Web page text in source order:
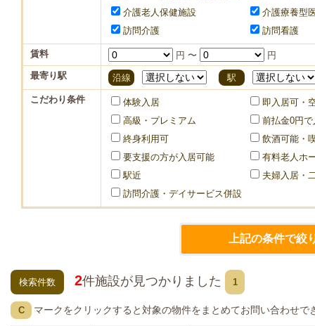
介護老人保健施設
介護療養型
訪問介護
訪問看護
賃料 円 〜
円
最寄り駅
沿線 駅
こだわり条件 体験入居
即入居可・
高級・プレミアム
前払金0円
終身利用可
飲酒可能・
要支援の方が入居可能
有料老人ホ
駅近
夫婦入居・
訪問介護・デイサービス併設
検索件数 2件施設が見つかりました 1
C マークをクリックすると対象の物件をまとめてお問い合わせで